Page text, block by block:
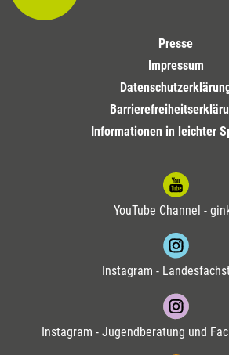
Presse
Impressum
Informationen in leichter
YouTube Channel -
Instagram -
Instagram - Jugendberatung und